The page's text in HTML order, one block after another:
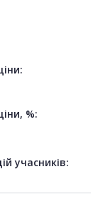
%:
учасників: